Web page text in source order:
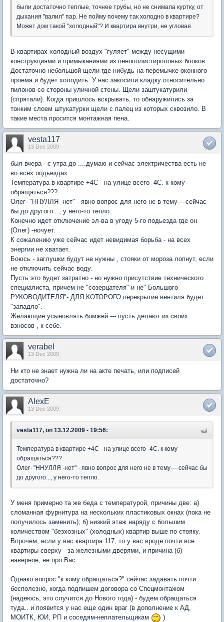
были достаточно теплые, точнее трубы, но не снимала куртку, от
дыхания "валил" пар. Не пойму почему так холодно в квартире?
Может дом такой "холодный"? И квартира внутри, не угловая.
В квартирах холодный воздух "гуляет" между несущими
конструкциями и примыканиями из пенополистироловых блоков.
Достаточно небольшой щели где-нибудь на перемычке оконного
проема и будет холодить. У нас закосили кладку относительно
пилонов со стороны уличной стены. Щели заштукатурили
(спрятали). Когда пришлось вскрывать, то обнаружились за
тонким слоем штукатурки щели с палец из которых сквозило. В
такие места просится монтажная пена.
vesta117
13 Dec 2009
был вчера - с утра до ....думаю и сейчас электричества есть не
во всех подьездах.
Температура в квартире +4С - на улице всего -4С. к кому
обращаться???
Олег- "ННУЛЛЯ -нет" - явно вопрос для него не в тему----сейчас
бы до другого..., у него-то тепло.
Конечно идет отключение эл-ва в угоду 5-го подьезда где он
(Олег) -ночует.
К сожалению уже сейчас идет невидимая борьба - на всех
энергии не хватает.
Боюсь - заглушки будут не нужны , стояки от мороза лопнут, если
не отключить сейчас воду.
Пусть это будет затратно - но нужно присутствие технического
специалиста, причем не "созерцателя" и не" Большого
РУКОВОДИТЕЛЯ"- ДЛЯ КОТОРОГО перекрытие вентиля будет
"западло".
Желающие усыновлять бомжей --- пусть делают из своих
взносов , к себе.
verabel
13 Dec 2009
Ни кто не знает нужна ли на акте печать, или подписей
достаточно?
AlexE
13 Dec 2009
vesta117, on 13.12.2009 - 19:56:
Температура в квартире +4С - на улице всего -4С. к кому
обращаться???
Олег- "ННУЛЛЯ -нет" - явно вопрос для него не в тему----сейчас бы
до другого..., у него-то тепло.
У меня примерно та же беда с температурой, причины две: а)
сломанная фурнитура на нескольких пластиковых окнах (пока не
получилось заменить); б) низкий этаж наряду с большим
количеством "безхозных" (холодных) квартир выше по стояку.
Впрочем, если у вас квартира 117, то у вас вроде почти все
квартиры сверху - за железными дверями, и причина (б) -
наверное, не про Вас.
Однако вопрос "к кому обращаться?" сейчас задавать почти
бесполезно, когда подпишем договора со Спецмонтажом
(надеюсь, это случится до Нового года) - будем обращаться
туда.. и появится у нас еще один враг (в дополнение к АД,
МОИТК, ЮИ, РП и соседям-неплательщикам
)